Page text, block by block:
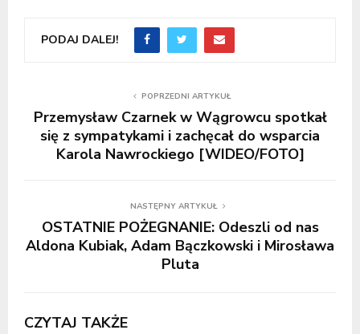
PODAJ DALEJ!
POPRZEDNI ARTYKUŁ
Przemysław Czarnek w Wągrowcu spotkał
się z sympatykami i zachęcał do wsparcia
Karola Nawrockiego [WIDEO/FOTO]
NASTĘPNY ARTYKUŁ
OSTATNIE POŻEGNANIE: Odeszli od nas
Aldona Kubiak, Adam Bączkowski i Mirosława
Pluta
CZYTAJ TAKŻE